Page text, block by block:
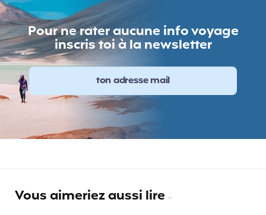
Pour ne rater aucune info voyage
inscris toi à la newsletter
Vous aimeriez aussi lire